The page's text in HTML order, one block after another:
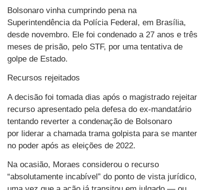
Bolsonaro vinha cumprindo pena na
Superintendência da Polícia Federal, em Brasília,
desde novembro. Ele foi condenado a 27 anos e três
meses de prisão, pelo STF, por uma tentativa de
golpe de Estado.
Recursos rejeitados
A decisão foi tomada dias após o magistrado rejeitar
recurso apresentado pela defesa do ex-mandatário
tentando reverter a condenação de Bolsonaro
por liderar a chamada trama golpista para se manter
no poder após as eleições de 2022.
Na ocasião, Moraes considerou o recurso
“absolutamente incabível” do ponto de vista jurídico,